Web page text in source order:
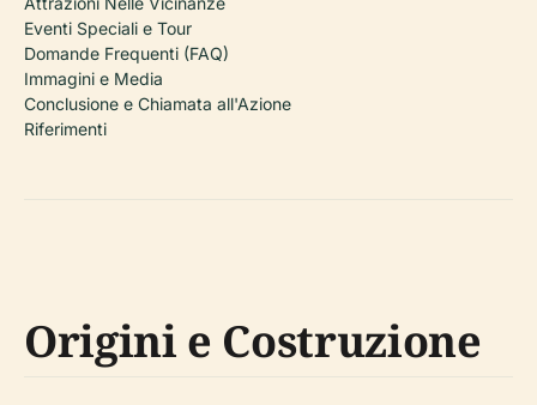
Eventi Speciali e Tour
Domande Frequenti (FAQ)
Immagini e Media
Conclusione e Chiamata all'Azione
Riferimenti
Origini e Costruzione